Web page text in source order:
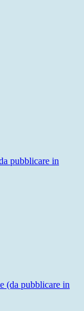
pubblicare in
(da pubblicare in